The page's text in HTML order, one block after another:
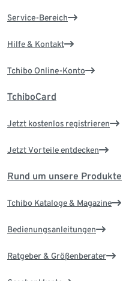
Service-Bereich
Hilfe & Kontakt
Tchibo Online-Konto
TchiboCard
Jetzt kostenlos registrieren
Jetzt Vorteile entdecken
Rund um unsere Produkte
Tchibo Kataloge & Magazine
Bedienungsanleitungen
Ratgeber & Größenberater